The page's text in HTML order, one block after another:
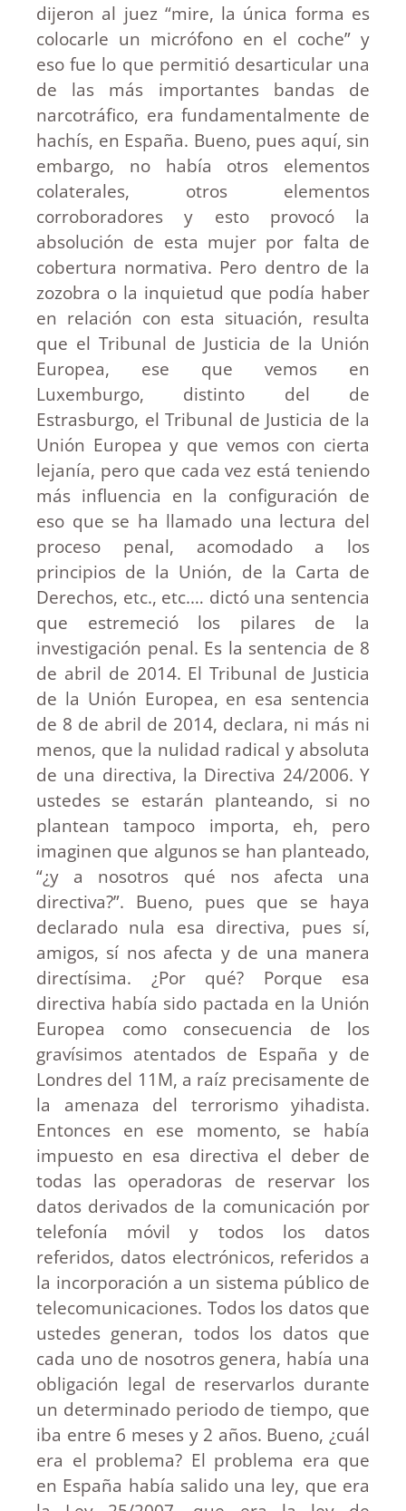
dijeron al juez “mire, la única forma es
colocarle un micrófono en el coche” y
eso fue lo que permitió desarticular una
de las más importantes bandas de
narcotráfico, era fundamentalmente de
hachís, en España. Bueno, pues aquí, sin
embargo, no había otros elementos
colaterales, otros elementos
corroboradores y esto provocó la
absolución de esta mujer por falta de
cobertura normativa. Pero dentro de la
zozobra o la inquietud que podía haber
en relación con esta situación, resulta
que el Tribunal de Justicia de la Unión
Europea, ese que vemos en
Luxemburgo, distinto del de
Estrasburgo, el Tribunal de Justicia de la
Unión Europea y que vemos con cierta
lejanía, pero que cada vez está teniendo
más influencia en la configuración de
eso que se ha llamado una lectura del
proceso penal, acomodado a los
principios de la Unión, de la Carta de
Derechos, etc., etc.… dictó una sentencia
que estremeció los pilares de la
investigación penal. Es la sentencia de 8
de abril de 2014. El Tribunal de Justicia
de la Unión Europea, en esa sentencia
de 8 de abril de 2014, declara, ni más ni
menos, que la nulidad radical y absoluta
de una directiva, la Directiva 24/2006. Y
ustedes se estarán planteando, si no
plantean tampoco importa, eh, pero
imaginen que algunos se han planteado,
“¿y a nosotros qué nos afecta una
directiva?”. Bueno, pues que se haya
declarado nula esa directiva, pues sí,
amigos, sí nos afecta y de una manera
directísima. ¿Por qué? Porque esa
directiva había sido pactada en la Unión
Europea como consecuencia de los
gravísimos atentados de España y de
Londres del 11M, a raíz precisamente de
la amenaza del terrorismo yihadista.
Entonces en ese momento, se había
impuesto en esa directiva el deber de
todas las operadoras de reservar los
datos derivados de la comunicación por
telefonía móvil y todos los datos
referidos, datos electrónicos, referidos a
la incorporación a un sistema público de
telecomunicaciones. Todos los datos que
ustedes generan, todos los datos que
cada uno de nosotros genera, había una
obligación legal de reservarlos durante
un determinado periodo de tiempo, que
iba entre 6 meses y 2 años. Bueno, ¿cuál
era el problema? El problema era que
en España había salido una ley, que era